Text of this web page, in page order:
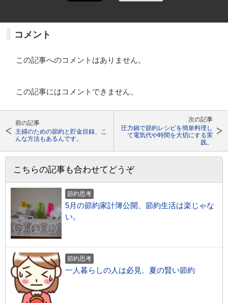
コメント
この記事へのコメントはありません。
この記事にはコメントできません。
前の記事
主婦のための節約と貯金目録、こ
んな方法もあるんです。
次の記事
圧力鍋で節約レシピを簡単料理し
て電気代や時間を大切にする実
践。
こちらの記事も合わせてどうぞ
節約思考
5月の節約家計簿公開、節約生活は楽じゃな
い。
節約思考
一人暮らしの人は必見、夏の賢い節約